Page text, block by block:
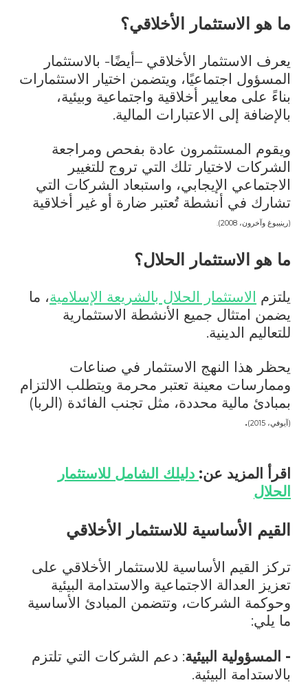
ما هو الاستثمار الأخلاقي؟
يعرف الاستثمار الأخلاقي –أيضًا- بالاستثمار
المسؤول اجتماعيًا، ويتضمن اختيار الاستثمارات
بناءً على معايير أخلاقية واجتماعية وبيئية،
بالإضافة إلى الاعتبارات المالية.
ويقوم المستثمرون عادة بفحص ومراجعة
الشركات لاختيار تلك التي تروج للتغيير
الاجتماعي الإيجابي، واستبعاد الشركات التي
تشارك في أنشطة تُعتبر ضارة أو غير أخلاقية
(رينيبوغ وآخرون، 2008).
ما هو الاستثمار الحلال؟
يلتزم الاستثمار الحلال بالشريعة الإسلامية، ما
يضمن امتثال جميع الأنشطة الاستثمارية
للتعاليم الدينية.
يحظر هذا النهج الاستثمار في صناعات
وممارسات معينة تعتبر محرمة ويتطلب الالتزام
بمبادئ مالية محددة، مثل تجنب الفائدة (الربا)
(آيوفي، 2015) .
اقرأ المزيد عن: دليلك الشامل للاستثمار
الحلال
القيم الأساسية للاستثمار الأخلاقي
تركز القيم الأساسية للاستثمار الأخلاقي على
تعزيز العدالة الاجتماعية والاستدامة البيئية
وحوكمة الشركات، وتتضمن المبادئ الأساسية
ما يلي:
- المسؤولية البيئية: دعم الشركات التي تلتزم
بالاستدامة البيئية.